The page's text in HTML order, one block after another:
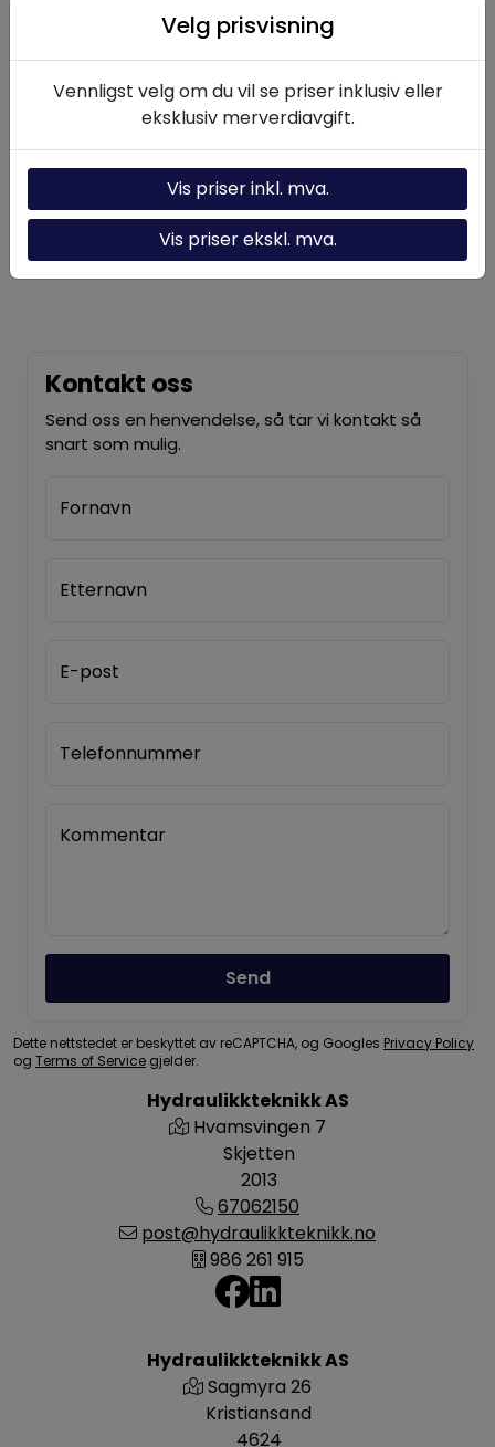
Hydraulikkteknikk AS
Hvamsvingen 7
Skjetten
2013
67062150
post@hydraulikkteknikk.no
986 261 915
Nyttige linker
Om oss
Kontakt oss
Nyheter
Hydraulikkteknikk AS
Sagmyra 26
Kristiansand
4624
Kontakt oss
Send oss en henvendelse, så tar vi kontakt så
snart som mulig.
Fornavn
Etternavn
E-post
Telefonnummer
Kommentar
Send
Dette nettstedet er beskyttet av reCAPTCHA, og Googles Privacy Policy
og Terms of Service gjelder.
Velg prisvisning
Vennligst velg om du vil se priser inklusiv eller
eksklusiv merverdiavgift.
Vis priser inkl. mva.
Vis priser ekskl. mva.